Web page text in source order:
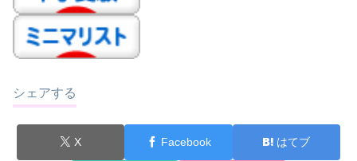
シェアする
X Facebook はてブ